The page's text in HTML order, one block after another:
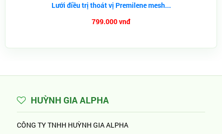
Lưới điều trị thoát vị Premilene mesh...
799.000 vnđ
HUỲNH GIA ALPHA
CÔNG TY TNHH HUỲNH GIA ALPHA